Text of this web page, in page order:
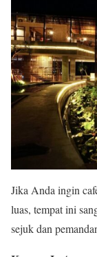
Jika Anda ingin
luas, tempat ini
sejuk dan